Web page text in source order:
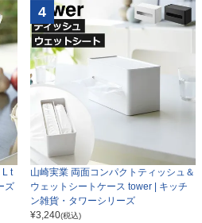
L t
ズ
4
山崎実業 両面コンパクトティッシュ＆
ウェットシートケース tower | キッチ
ン雑貨・タワーシリーズ
¥3,240(税込)